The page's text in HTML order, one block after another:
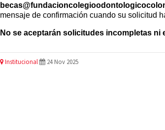
mensaje de confirmación cuando su solicitud
No se aceptarán solicitudes incompletas ni
Institucional 24 Nov 2025